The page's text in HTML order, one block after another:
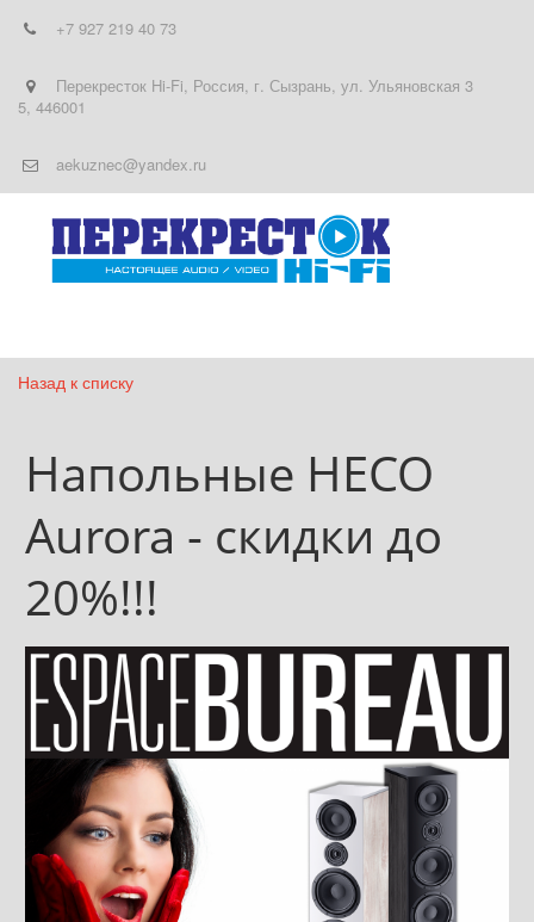
+7 927 219 40 73
Перекресток Hi-Fi, Россия, г. Сызрань, ул. Ульяновская 3
5, 446001
aekuznec@yandex.ru
Назад к списку
Напольные HECO
Aurora - скидки до
20%!!!